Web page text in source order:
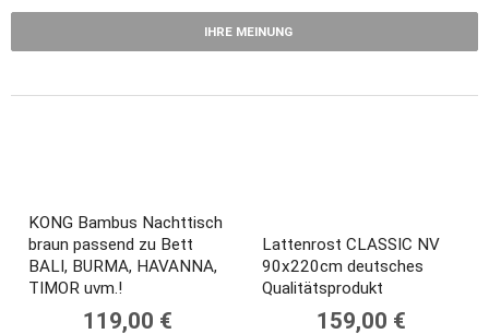
IHRE MEINUNG
KONG Bambus Nachttisch
braun passend zu Bett
BALI, BURMA, HAVANNA,
TIMOR uvm.!
119,00 €
Lattenrost CLASSIC NV
90x220cm deutsches
Qualitätsprodukt
159,00 €